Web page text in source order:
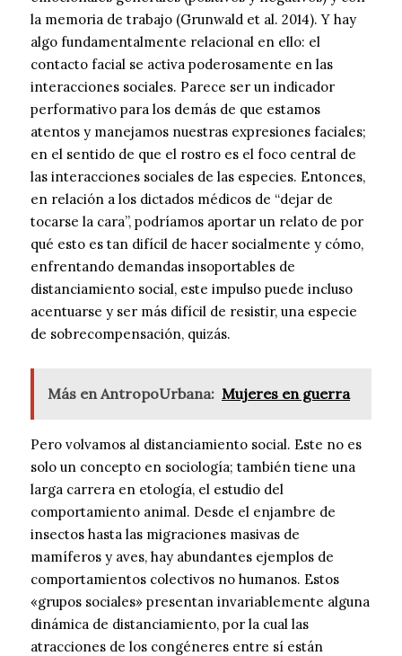
la memoria de trabajo (Grunwald et al. 2014). Y hay
algo fundamentalmente relacional en ello: el
contacto facial se activa poderosamente en las
interacciones sociales. Parece ser un indicador
performativo para los demás de que estamos
atentos y manejamos nuestras expresiones faciales;
en el sentido de que el rostro es el foco central de
las interacciones sociales de las especies. Entonces,
en relación a los dictados médicos de “dejar de
tocarse la cara”, podríamos aportar un relato de por
qué esto es tan difícil de hacer socialmente y cómo,
enfrentando demandas insoportables de
distanciamiento social, este impulso puede incluso
acentuarse y ser más difícil de resistir, una especie
de sobrecompensación, quizás.
Más en AntropoUrbana: Mujeres en guerra
Pero volvamos al distanciamiento social. Este no es
solo un concepto en sociología; también tiene una
larga carrera en etología, el estudio del
comportamiento animal. Desde el enjambre de
insectos hasta las migraciones masivas de
mamíferos y aves, hay abundantes ejemplos de
comportamientos colectivos no humanos. Estos
«grupos sociales» presentan invariablemente alguna
dinámica de distanciamiento, por la cual las
atracciones de los congéneres entre sí están